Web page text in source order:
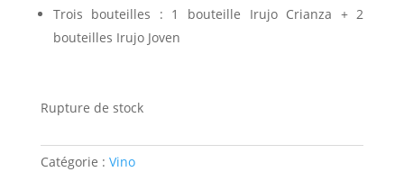
Trois bouteilles : 1 bouteille Irujo Crianza + 2
bouteilles Irujo Joven
Rupture de stock
Catégorie : Vino